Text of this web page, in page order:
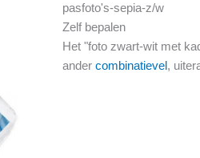
pasfoto's-sepia-z/w
Zelf bepalen
Het "foto zwart-wit met
ander combinatievel,